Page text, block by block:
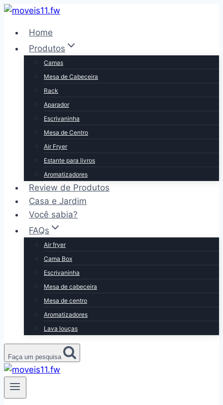
Pular
Conteúdo
Home
Produtos
Camas
Mesa de Cabeceira
Rack
Aparador
Escrivaninha
Mesa de Centro
Air Fryer
Estante para livros
Aromatizadores
Review de Produtos
Casa e Jardim
Você sabia?
FAQs
Air fryer
Cama Box
Escrivaninha
Mesa de cabeceira
Mesa de centro
Aromatizadores
Lava louças
Faça um pesquisa